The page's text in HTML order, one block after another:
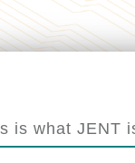
is what JENT